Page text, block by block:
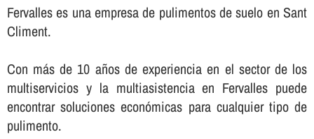
Fervalles es una empresa de pulimentos de suelo en Sant
Climent.
Con más de 10 años de experiencia en el sector de los
multiservicios y la multiasistencia en Fervalles puede
encontrar soluciones económicas para cualquier tipo de
pulimento.